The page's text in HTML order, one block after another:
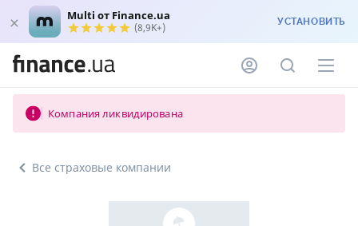
Multi от Finance.ua
(8,9K+) УСТАНОВИТЬ
Компания ликвидирована
Все страховые компании